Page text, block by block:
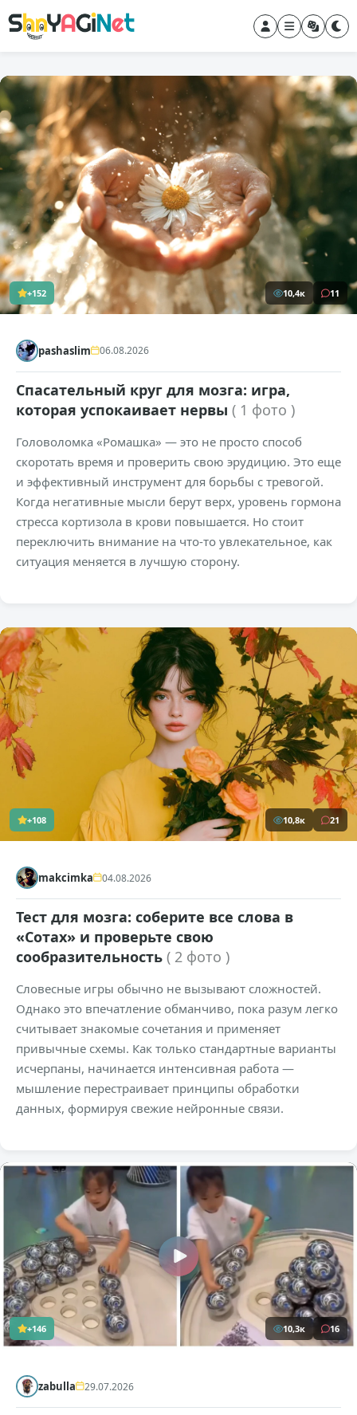
+152 10,4к 11
pashaslim 06.08.2026
Спасательный круг для мозга: игра,
которая успокаивает нервы ( 1 фото )
Головоломка «Ромашка» — это не просто способ
скоротать время и проверить свою эрудицию. Это еще
и эффективный инструмент для борьбы с тревогой.
Когда негативные мысли берут верх, уровень гормона
стресса кортизола в крови повышается. Но стоит
переключить внимание на что-то увлекательное, как
ситуация меняется в лучшую сторону.
+108 10,8к 21
makcimka 04.08.2026
Тест для мозга: соберите все слова в
«Сотах» и проверьте свою
сообразительность ( 2 фото )
Словесные игры обычно не вызывают сложностей.
Однако это впечатление обманчиво, пока разум легко
считывает знакомые сочетания и применяет
привычные схемы. Как только стандартные варианты
исчерпаны, начинается интенсивная работа —
мышление перестраивает принципы обработки
данных, формируя свежие нейронные связи.
+146 10,3к 16
zabulla 29.07.2026